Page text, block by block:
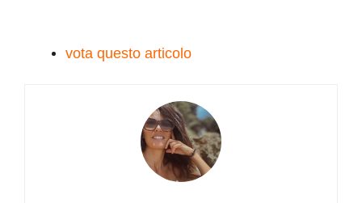
vota questo articolo